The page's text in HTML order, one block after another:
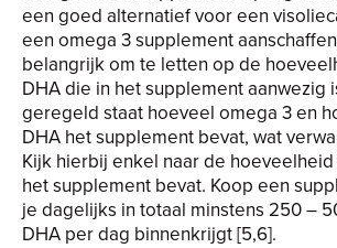
een goed alternatief voor een
een omega 3 supplement
belangrijk om te letten op de
DHA die in het supplement aanwezig
geregeld staat hoeveel omega 3 en
DHA het supplement bevat, wat
Kijk hierbij enkel naar de hoeveelheid
het supplement bevat. Koop een
je dagelijks in totaal minstens 250 –
DHA per dag binnenkrijgt [5,6].